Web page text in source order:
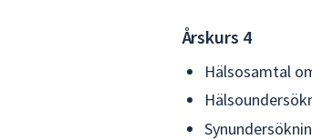
Årskurs 4
Hälsosamtal